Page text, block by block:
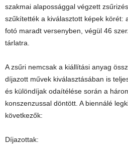
szakmai alapossággal végzett
szűkítették a kiválasztott képek körét:
fotó maradt versenyben, végül 46
tárlatra.
A zsűri nemcsak a kiállítási anyag
díjazott művek kiválasztásában is
és különdíjak odaítélése során a
konszenzussal döntött. A biennálé
következők:
Díjazottak: